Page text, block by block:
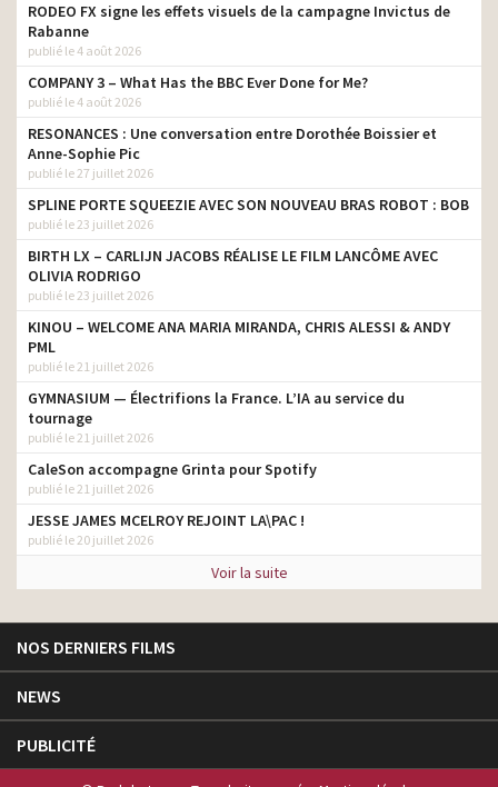
RODEO FX signe les effets visuels de la campagne Invictus de
Rabanne
publié le 4 août 2026
COMPANY 3 – What Has the BBC Ever Done for Me?
publié le 4 août 2026
RESONANCES : Une conversation entre Dorothée Boissier et
Anne-Sophie Pic
publié le 27 juillet 2026
SPLINE PORTE SQUEEZIE AVEC SON NOUVEAU BRAS ROBOT : BOB
publié le 23 juillet 2026
BIRTH LX – CARLIJN JACOBS RÉALISE LE FILM LANCÔME AVEC
OLIVIA RODRIGO
publié le 23 juillet 2026
KINOU – WELCOME ANA MARIA MIRANDA, CHRIS ALESSI & ANDY
PML
publié le 21 juillet 2026
GYMNASIUM — Électrifions la France. L’IA au service du
tournage
publié le 21 juillet 2026
CaleSon accompagne Grinta pour Spotify
publié le 21 juillet 2026
JESSE JAMES MCELROY REJOINT LA\PAC !
publié le 20 juillet 2026
Voir la suite
NOS DERNIERS FILMS
NEWS
PUBLICITÉ